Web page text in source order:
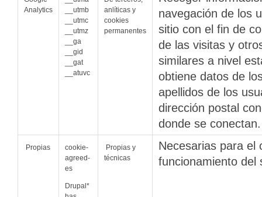
Analytics
__utmb
__utmc
__utmz
__ga
__gid
__gat
__atuvc
anlíticas y
cookies
permanentes
navegación de los
sitio con el fin de
de las visitas y
similares a nivel
obtiene datos de
apellidos de los
dirección postal
donde se conectan.
Propias
cookie-
agreed-
es
Drupal*
Propias y
técnicas
Necesarias para el
funcionamiento del